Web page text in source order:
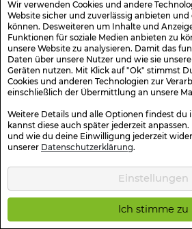
Wir verwenden Cookies und andere
Website sicher und zuverlässig anbieten
können. Desweiteren um Inhalte und
Funktionen für soziale Medien anbieten zu
unsere Website zu analysieren. Damit das
Daten über unsere Nutzer und wie sie
Geräten nutzen. Mit Klick auf "Ok" stimmst
Cookies und anderen Technologien zur
einschließlich der Übermittlung an unsere
Weitere Details und alle Optionen findest du
kannst diese auch später jederzeit
und wie du deine Einwilligung jederzeit
unserer Datenschutzerklärung.
Einstellungen
Ich stimme zu
Camping Becher Shop
Damit der Campingfreund eines der
seine Outdoor Ausrüstung auch sicher im
rechtzeitig im Camping Becher Shop
Kaffeebecher oder eineCamping Tasse
Richtige Camping Becher sind keine
Polycarbonat. Das ist ein sehr leichter
unzerbrechlich ist. Im Camping Becher
robusteCampingbecher aus Melamin
Campingbecher Camping Tasse
Einen Campingbecher oder eine Camping
diese Frage beantwortet sich für
Edelstahlbecher zum Campen sind
hitzebeständig. Sie können im Notfall auch